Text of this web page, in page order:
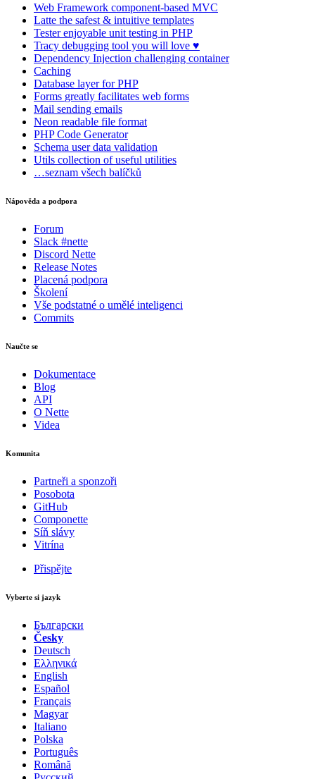
Web Framework component-based MVC
Latte the safest & intuitive templates
Testerenjoyable unit testing in PHP
Tracy debugging tool you will love ♥
Dependency Injection challenging container
Caching
Database layer for PHP
Forms greatly facilitates web forms
Mail sending emails
Neon readable file format
PHP Code Generator
Schema user data validation
Utils collection of useful utilities
…seznam všech balíčků
Nápověda a podpora
Forum
Slack #nette
Discord Nette
Release Notes
Placená podpora
Školení
Vše podstatné o umělé inteligenci
Commits
Naučte se
Dokumentace
Blog
API
O Nette
Videa
Komunita
Partneři a sponzoři
Posobota
GitHub
Componette
Síň slávy
Vitrína
Přispějte
Vyberte si jazyk
Български
Česky
Deutsch
Ελληνικά
English
Español
Français
Magyar
Italiano
Polska
Português
Română